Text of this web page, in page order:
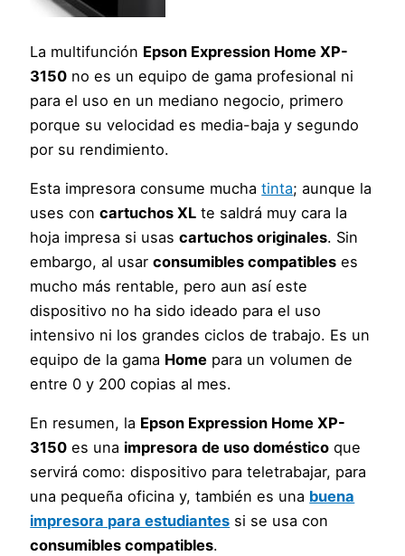
La multifunción Epson Expression Home XP-
3150 no es un equipo de gama profesional ni
para el uso en un mediano negocio, primero
porque su velocidad es media-baja y segundo
por su rendimiento.
Esta impresora consume muchatinta; aunque la
uses concartuchos XL te saldrá muy cara la
hoja impresa si usascartuchos originales. Sin
embargo, al usarconsumibles compatibles es
mucho más rentable, pero aun así este
dispositivo no ha sido ideado para el uso
intensivo ni los grandes ciclos de trabajo. Es un
equipo de la gama Home para un volumen de
entre 0 y 200 copias al mes.
En resumen, la Epson Expression Home XP-
3150 es una impresora de uso doméstico que
servirá como: dispositivo para teletrabajar, para
una pequeña oficina y, también es una buena
impresora para estudiantes si se usa con
consumibles compatibles.